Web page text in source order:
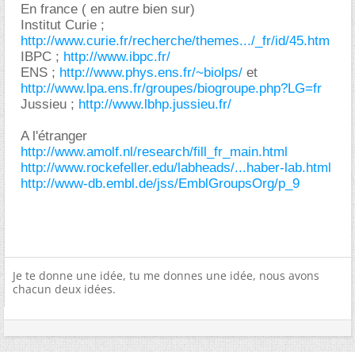
En france ( en autre bien sur)
Institut Curie ;
http://www.curie.fr/recherche/themes.../_fr/id/45.htm
IBPC ; http://www.ibpc.fr/
ENS ; http://www.phys.ens.fr/~biolps/ et
http://www.lpa.ens.fr/groupes/biogroupe.php?LG=fr
Jussieu ; http://www.lbhp.jussieu.fr/
A l'étranger
http://www.amolf.nl/research/fill_fr_main.html
http://www.rockefeller.edu/labheads/...haber-lab.html
http://www-db.embl.de/jss/EmblGroupsOrg/p_9
Je te donne une idée, tu me donnes une idée, nous avons
chacun deux idées.